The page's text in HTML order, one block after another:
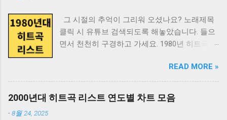
공간 속의 개인적 추억에 감동 넘치는 보편성의
날개를 달아준 기술, 예술, 마술. ...
스 9 모멸감 김찬호 10 보이는 것, 보이지 않는
것, 그리고 추한 것 F.곤살레스 크루시 11 불안의
서 페르난두 페소아 12 사랑, 그 혼란스러운 리
머스 루이스, 패리 애미니, 리처드 래넌 14 스키
박정자 17 쌤통의 심리학 리처드 H.스미스 18 아
크
https://m.blog.naver.com/limxsu/222980106736
다른 귀여운 테마도 함께 찾고 있다면? 키티카
스쿠티스튜디오를 추천해요. 여기서는 안드로
이드와 아이폰 모든 버전의 귀여운 캐릭터 테마
를 공유하고 있습니다. 스쿠티스튜디오 특징: 다
그 시절의 추억이 그리워 오셨나요? 노래제목
클릭 시 유튜브 검색되도록 해놓았습니다. 들으
면서 천천히 구경하고 가세요. 1980년 히트곡 리
람 바보 희자매 3위 기다리는 여심 계은숙 4위
나는 행복합니다 윤항기 5위 내가 (대상) 김학래
6위 단발머리 조용필 7위 당신은 누구시길래 심
수봉 8위 당신은 별을 보고 울어 보셨나요 박인
READ MORE »
2000년대 히트곡 리스트 연도별 차트 모음
-8월 24, 2025